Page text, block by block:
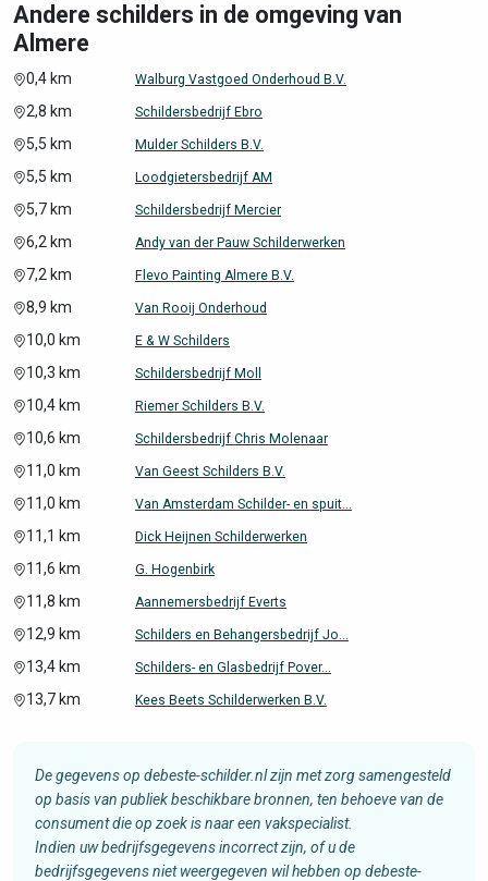
Andere schilders in de omgeving van
Almere
0,4 km Walburg Vastgoed Onderhoud B.V.
2,8 km Schildersbedrijf Ebro
5,5 km Mulder Schilders B.V.
5,5 km Loodgietersbedrijf AM
5,7 km Schildersbedrijf Mercier
6,2 km Andy van der Pauw Schilderwerken
7,2 km Flevo Painting Almere B.V.
8,9 km Van Rooij Onderhoud
10,0 km E & W Schilders
10,3 km Schildersbedrijf Moll
10,4 km Riemer Schilders B.V.
10,6 km Schildersbedrijf Chris Molenaar
11,0 km Van Geest Schilders B.V.
11,0 km Van Amsterdam Schilder- en spuit...
11,1 km Dick Heijnen Schilderwerken
11,6 km G. Hogenbirk
11,8 km Aannemersbedrijf Everts
12,9 km Schilders en Behangersbedrijf Jo...
13,4 km Schilders- en Glasbedrijf Pover...
13,7 km Kees Beets Schilderwerken B.V.
De gegevens op debeste-schilder.nl zijn met zorg samengesteld
op basis van publiek beschikbare bronnen, ten behoeve van de
consument die op zoek is naar een vakspecialist.
Indien uw bedrijfsgegevens incorrect zijn, of u de
bedrijfsgegevens niet weergegeven wil hebben op debeste-